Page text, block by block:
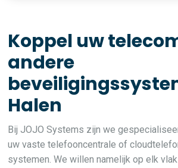
Koppel uw
andere
Halen
Bij JOJO Systems zijn we
uw vaste telefooncentrale of
systemen. We willen namelijk op elk